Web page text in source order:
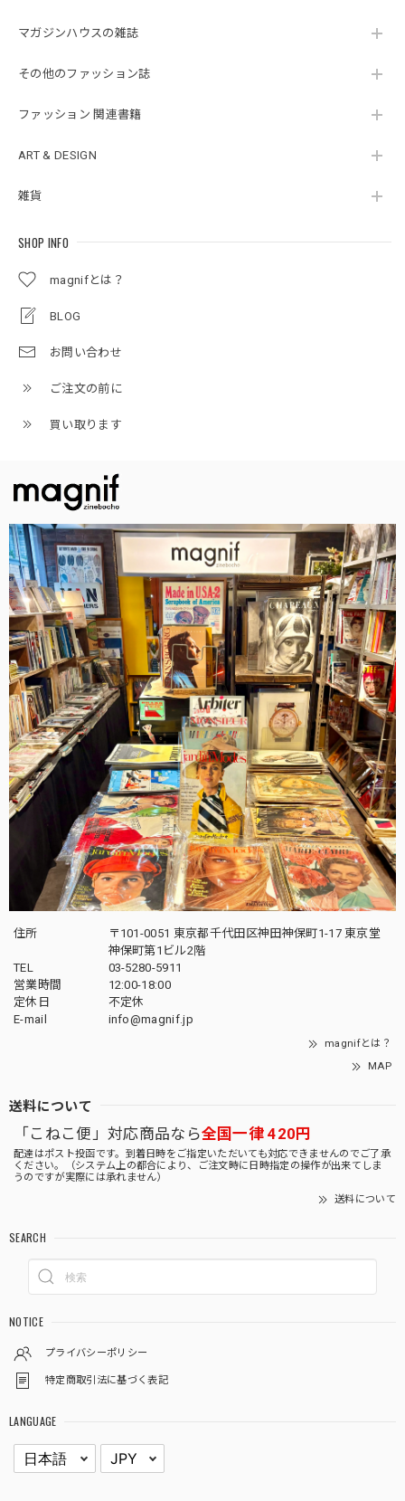
マガジンハウスの雑誌
その他のファッション誌
ファッション 関連書籍
ART & DESIGN
雑貨
SHOP INFO
magnifとは？
BLOG
お問い合わせ
ご注文の前に
買い取ります
住所
〒101-0051 東京都千代田区神田神保町1-17 東京堂
神保町第1ビル2階
TEL
03-5280-5911
営業時間
12:00-18:00
定休日
不定休
E-mail
info@magnif.jp
magnifとは？
MAP
送料について
「こねこ便」対応商品なら全国一律 420円
配達はポスト投函です。到着日時をご指定いただいても対応できませんのでご了承
ください。（システム上の都合により、ご注文時に日時指定の操作が出来てしま
うのですが実際には承れません）
送料について
SEARCH
NOTICE
プライバシーポリシー
特定商取引法に基づく表記
LANGUAGE